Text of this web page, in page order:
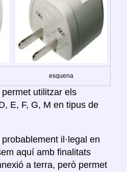
esquena
utilitzar els
E, F, G, M en tipus de
il·legal en
aquí amb finalitats
a terra, però permet